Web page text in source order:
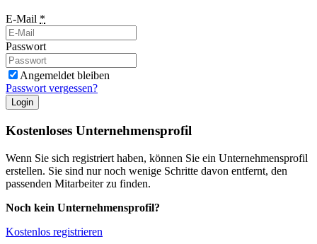
E-Mail *
Passwort
Angemeldet bleiben
Passwort vergessen?
Login
Kostenloses Unternehmensprofil
Wenn Sie sich registriert haben, können Sie ein Unternehmensprofil
erstellen. Sie sind nur noch wenige Schritte davon entfernt, den
passenden Mitarbeiter zu finden.
Noch kein Unternehmensprofil?
Kostenlos registrieren